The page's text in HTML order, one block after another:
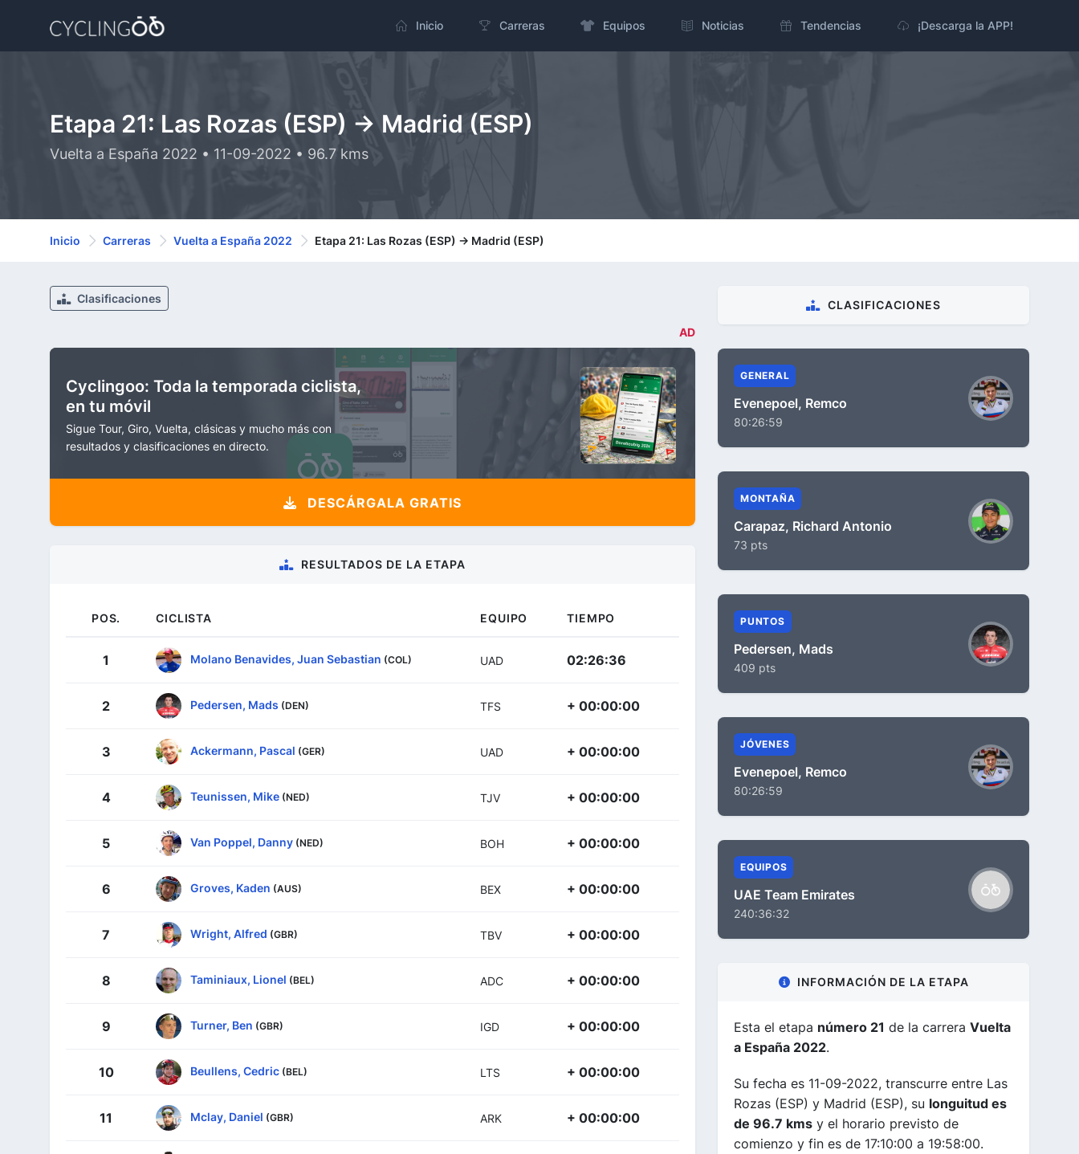
Inicio Carreras Equipos Noticias Tendencias ¡Descarga la APP!
Etapa 21: Las Rozas (ESP) -> Madrid (ESP)
Vuelta a España 2022 • 11-09-2022 • 96.7 kms
Inicio Carreras Vuelta a España 2022 Etapa 21: Las Rozas (ESP) -> Madrid (ESP)
Clasificaciones
AD
Cyclingoo: Toda la temporada ciclista,
en tu móvil
Sigue Tour, Giro, Vuelta, clásicas y mucho más con
resultados y clasificaciones en directo.
DESCÁRGALA GRATIS
RESULTADOS DE LA ETAPA
POS. CICLISTA EQUIPO TIEMPO
1 Molano Benavides, Juan Sebastian (COL) UAD 02:26:36
2 Pedersen, Mads (DEN) TFS + 00:00:00
3 Ackermann, Pascal (GER) UAD + 00:00:00
4 Teunissen, Mike (NED) TJV + 00:00:00
5 Van Poppel, Danny (NED) BOH + 00:00:00
6 Groves, Kaden (AUS) BEX + 00:00:00
7 Wright, Alfred (GBR) TBV + 00:00:00
8 Taminiaux, Lionel (BEL) ADC + 00:00:00
9 Turner, Ben (GBR) IGD + 00:00:00
10 Beullens, Cedric (BEL) LTS + 00:00:00
11 Mclay, Daniel (GBR) ARK + 00:00:00
CLASIFICACIONES
GENERAL
Evenepoel, Remco
80:26:59
MONTAÑA
Carapaz, Richard Antonio
73 pts
PUNTOS
Pedersen, Mads
409 pts
JÓVENES
Evenepoel, Remco
80:26:59
EQUIPOS
UAE Team Emirates
240:36:32
INFORMACIÓN DE LA ETAPA
Esta el etapa número 21 de la carrera Vuelta
a España 2022.
Su fecha es 11-09-2022, transcurre entre Las
Rozas (ESP) y Madrid (ESP), su longuitud es
de 96.7 kms y el horario previsto de
comienzo y fin es de 17:10:00 a 19:58:00.